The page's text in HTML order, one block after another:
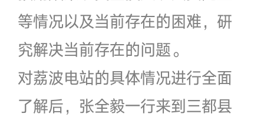
等情况以及当前存在的困难，研
究解决当前存在的问题。
对荔波电站的具体情况进行全面
了解后，张全毅一行来到三都县